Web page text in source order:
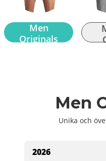
Men
Originals
Men
Unika och
2026